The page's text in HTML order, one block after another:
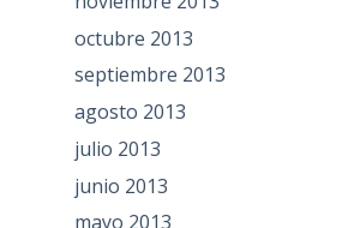
octubre 2013
septiembre 2013
agosto 2013
julio 2013
junio 2013
mayo 2013